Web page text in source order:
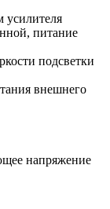
усилителя
питание
подсветки
внешнего
напряжение